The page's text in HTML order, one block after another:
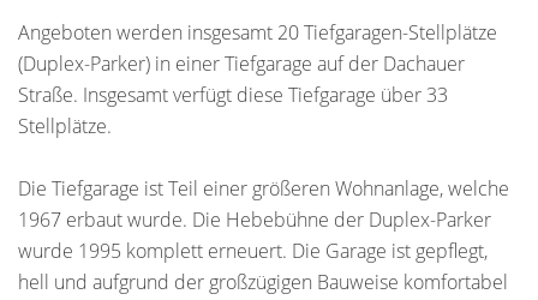
Angeboten werden insgesamt 20 Tiefgaragen-Stellplätze
(Duplex-Parker) in einer Tiefgarage auf der Dachauer
Straße. Insgesamt verfügt diese Tiefgarage über 33
Stellplätze.
Die Tiefgarage ist Teil einer größeren Wohnanlage, welche
1967 erbaut wurde. Die Hebebühne der Duplex-Parker
wurde 1995 komplett erneuert. Die Garage ist gepflegt,
hell und aufgrund der großzügigen Bauweise komfortabel